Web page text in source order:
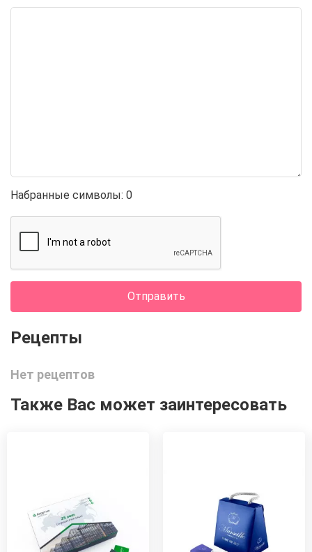
Набранные символы: 0
Отправить
Нет рецептов
Также Вас может заинтересовать